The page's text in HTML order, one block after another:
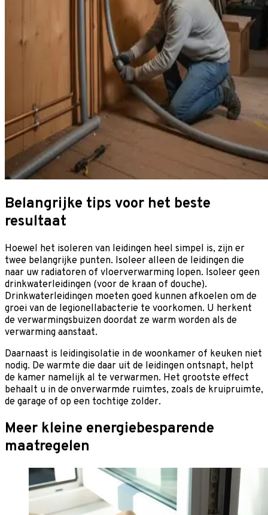
Belangrijke tips voor het beste
resultaat
Hoewel het isoleren van leidingen heel simpel is, zijn er
twee belangrijke punten. Isoleer alleen de leidingen die
naar uw radiatoren of vloerverwarming lopen. Isoleer geen
drinkwaterleidingen (voor de kraan of douche).
Drinkwaterleidingen moeten goed kunnen afkoelen om de
groei van de legionellabacterie te voorkomen. U herkent
de verwarmingsbuizen doordat ze warm worden als de
verwarming aanstaat.
Daarnaast is leidingisolatie in de woonkamer of keuken niet
nodig. De warmte die daar uit de leidingen ontsnapt, helpt
de kamer namelijk al te verwarmen. Het grootste effect
behaalt u in de onverwarmde ruimtes, zoals de kruipruimte,
de garage of op een tochtige zolder.
Meer kleine energiebesparende
maatregelen